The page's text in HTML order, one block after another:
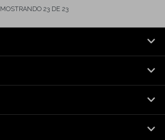
MOSTRANDO 23DE 23